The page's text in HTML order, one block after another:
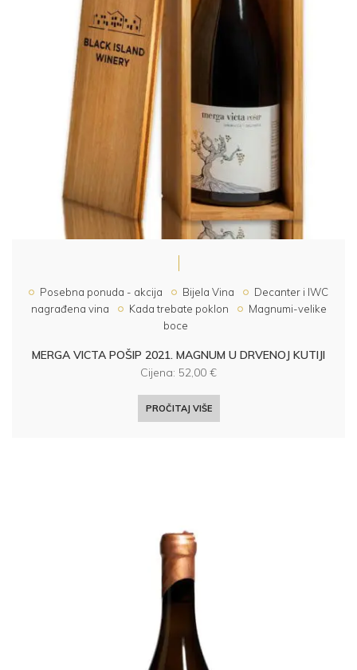
Posebna ponuda - akcija Bijela Vina
Decanter i IWC
nagrađena vina
Kada trebate poklon
Magnumi-velike
boce
MERGA VICTA POŠIP 2021. MAGNUM U DRVENOJ KUTIJI
Cijena: 52,00 €
PROČITAJ VIŠE